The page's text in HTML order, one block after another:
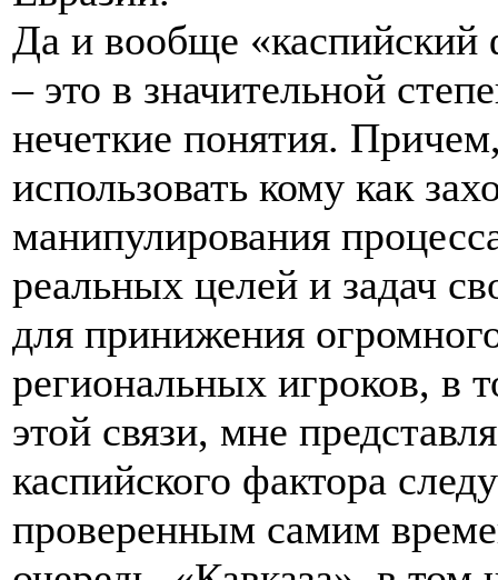
Да и вообще «каспийский
– это в значительной
нечеткие понятия.
использовать кому как
манипулирования
реальных целей и задач
для принижения
региональных игроков, в
этой связи, мне
каспийского фактора
проверенным самим